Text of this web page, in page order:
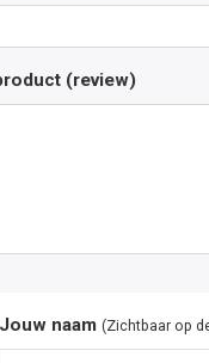
(review)
Jouw naam (Zichtbaar op